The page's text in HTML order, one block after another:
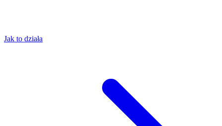
Jak to działa